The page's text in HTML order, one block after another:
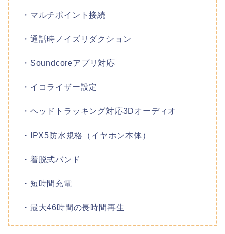
・マルチポイント接続
・通話時ノイズリダクション
・Soundcoreアプリ対応
・イコライザー設定
・ヘッドトラッキング対応3Dオーディオ
・IPX5防水規格（イヤホン本体）
・着脱式バンド
・短時間充電
・最大46時間の長時間再生